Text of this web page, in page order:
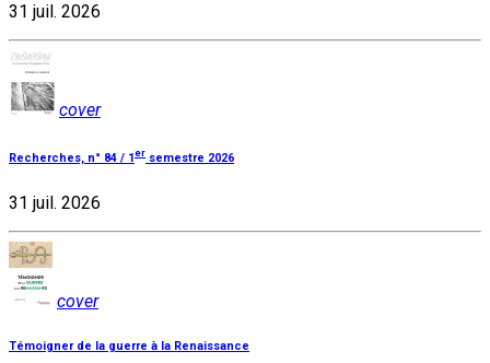
31 juil. 2026
cover
Recherches, n° 84 / 1er semestre 2026
31 juil. 2026
cover
Témoigner de la guerre à la Renaissance